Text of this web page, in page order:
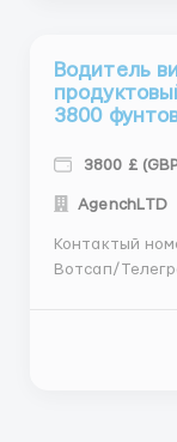
Водитель
3800
3800 £
АgеnchLТD
Контактый
Вотсап/Телеграм Должность: Водитель
Работая